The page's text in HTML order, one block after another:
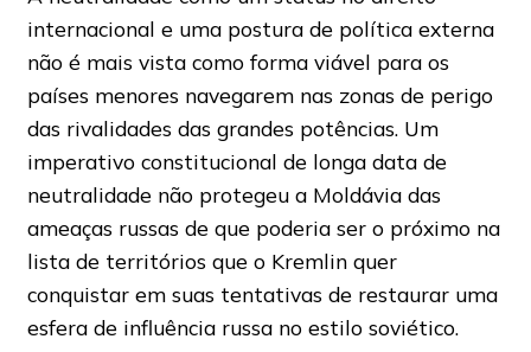
internacional e uma postura de política externa
não é mais vista como forma viável ​​para os
países menores navegarem nas zonas de perigo
das rivalidades das grandes potências. Um
imperativo constitucional de longa data de
neutralidade não protegeu a Moldávia das
ameaças russas de que poderia ser o próximo na
lista de territórios que o Kremlin quer
conquistar em suas tentativas de restaurar uma
esfera de influência russa no estilo soviético.